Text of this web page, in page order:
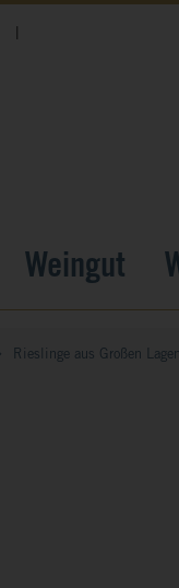
Weingut
Rieslinge aus Großen Lagen